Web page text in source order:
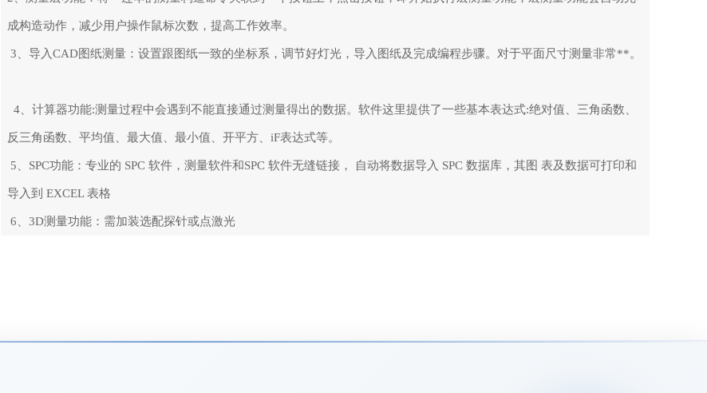
成构造动作，减少用户操作鼠标次数，提高工作效率。
3、导入CAD图纸测量：设置跟图纸一致的坐标系，调节好灯光，导入图纸及完成编程步骤。对于平面尺寸测量非常**。
4、计算器功能:测量过程中会遇到不能直接通过测量得出的数据。软件这里提供了一些基本表达式:绝对值、三角函数、
反三角函数、平均值、最大值、最小值、开平方、iF表达式等。
5、SPC功能：专业的 SPC 软件，测量软件和SPC 软件无缝链接， 自动将数据导入 SPC 数据库，其图 表及数据可打印和
导入到 EXCEL 表格
6、3D测量功能：需加装选配探针或点激光